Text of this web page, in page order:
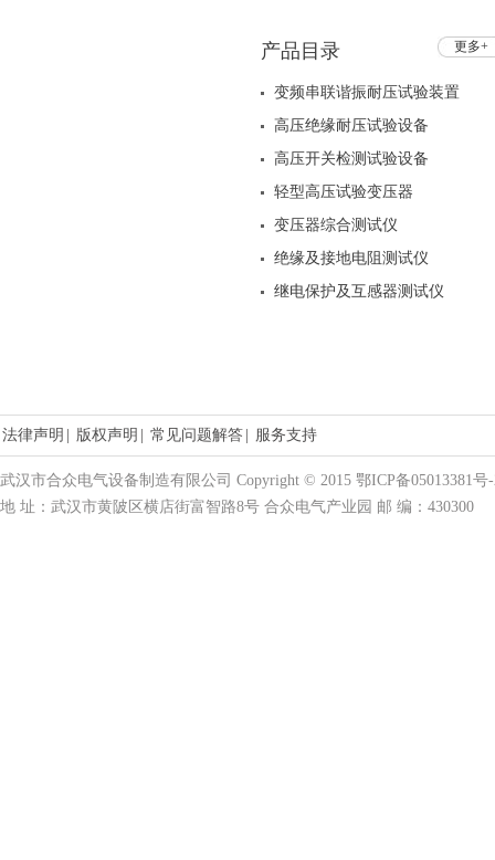
更多+
产品目录
变频串联谐振耐压试验装置
高压绝缘耐压试验设备
高压开关检测试验设备
轻型高压试验变压器
变压器综合测试仪
绝缘及接地电阻测试仪
继电保护及互感器测试仪
法律声明 版权声明 常见问题解答 服务支持
武汉市合众电气设备制造有限公司 Copyright © 2015 鄂ICP备05013381号
地 址：武汉市黄陂区横店街富智路8号 合众电气产业园 邮 编：430300